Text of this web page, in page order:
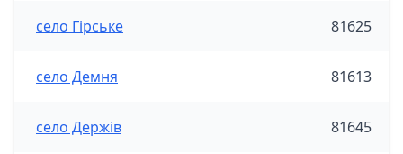
село Гірське 81625
село Демня 81613
село Держів 81645